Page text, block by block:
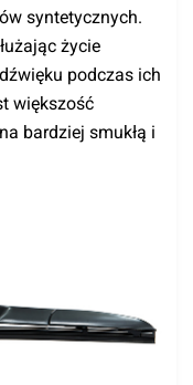
syntetycznych.
życie
podczas ich
większość
bardziej smukłą i